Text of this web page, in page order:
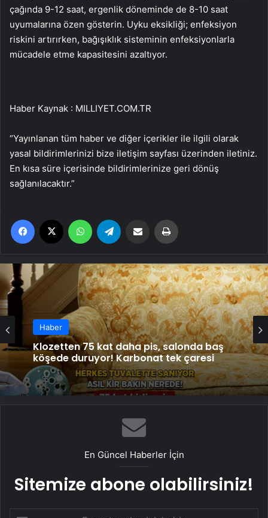
çağında 9-12 saat, ergenlik döneminde de 8-10 saat
uyumalarına özen gösterin. Uyku eksikliği; enfeksiyon
riskini artırırken, bağışıklık sisteminin enfeksiyonlarla
mücadele etme kapasitesini azaltıyor.
Haber Kaynak : MILLIYET.COM.TR
“Yayınlanan tüm haber ve diğer içerikler ile ilgili olarak
yasal bildirimlerinizi bize iletişim sayfası üzerinden iletiniz.
En kısa süre içerisinde bildirimlerinize geri dönüş
sağlanılacaktır.”
Facebook WhatsApp Email'den paylaş
Haber
Klozetten 75 kat daha pis, salonda baş
köşede duruyor! Karbonat tek çaresi
En Güncel Haberler İçin
Sitemize abone olabilirsiniz!